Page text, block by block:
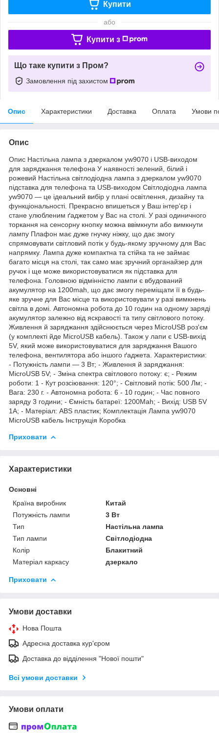
Купити
або
Купити з
Що таке купити з Пром?
Замовлення під захистом
Опис Характеристики Доставка Оплата Умови
Опис
Опис Настільна лампа з дзеркалом yw9070 і USB-виходом
для заряджання телефона У наявності зелений, білий і
рожевий Настільна світлодіодна лампа з дзеркалом yw9070
підставка для телефона та USB-виходом Світлодіодна лампа
yw9070 — це ідеальний вибір у плані освітлення, дизайну та
функціональності. Прекрасно впишеться у Ваш інтер'єр і
стане улюбленим ґаджетом у Вас на столі. У разі одиничного
торкання на сенсорну кнопку можна ввімкнути або вимкнути
лампу Плафон має дуже гнучку ніжку, що дає змогу
спрямовувати світловий потік у будь-якому зручному для Вас
напрямку. Лампа дуже компактна та стійка та не займає
багато місця на столі, так само має зручний органайзер для
ручок і ще може використовуватися як підставка для
телефона. Головною відмінністю лампи є вбудований
акумулятор на 1200mah, що дає змогу переміщати її в будь-
яке зручне для Вас місце та використовувати у разі вимкнень
світла в домі. Автономна робота до 10 годин на одному заряді
акумулятор залежно від яскравості та типу світлового потоку.
Живлення й заряджання здійснюється через MicroUSB роз'єм
(у комплекті йде MicroUSB кабель). Також у лапи є USB-вихід
5V, який може використовуватися для заряджання Вашого
телефона, вентилятора або іншого ґаджета. Характеристики:
- Потужність лампи — 3 Вт; - Живлення й заряджання:
MicroUSB 5V; - Зміна спектра світлового потоку: є; - Режим
роботи: 1 - Кут розсіювання: 120°; - Світловий потік: 500 Лм; -
Вага: 230 г. - Автономна робота: 6 - 10 годин; - Час повного
заряду 3 години; - Ємність батареї: 1200Mah; - Вихід: USB 5V
1A; - Матеріал: ABS пластик; Комплектація Лампа yw9070
MicroUSB кабель Інструкція Коробка
Приховати
Характеристики
Основні
Країна виробник
Китай
Потужність лампи
3 Вт
Тип
Настільна лампа
Тип лампи
Світлодіодна
Колір
Блакитний
Матеріал каркасу
дзеркало
Приховати
Умови доставки
Нова Пошта
Адресна доставка кур'єром
Доставка до відділення "Нової пошти"
Всі умови доставки
Умови оплати